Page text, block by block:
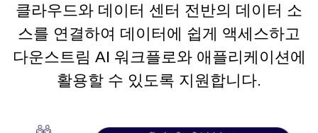
클라우드와 데이터 센터 전반의 데이터 소
스를 연결하여 데이터에 쉽게 액세스하고
다운스트림 AI 워크플로와 애플리케이션에
활용할 수 있도록 지원합니다.